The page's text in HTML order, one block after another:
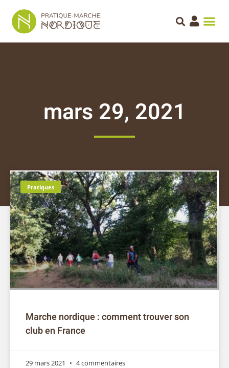
mars 29, 2021
Pratiques
Marche nordique : comment trouver son
club en France
29 mars 2021 4 commentaires